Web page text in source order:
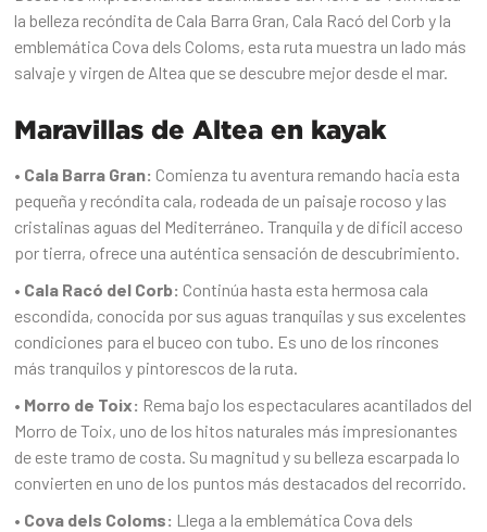
la belleza recóndita de Cala Barra Gran, Cala Racó del Corb y la
emblemática Cova dels Coloms, esta ruta muestra un lado más
salvaje y virgen de Altea que se descubre mejor desde el mar.
Maravillas de Altea en kayak
• Cala Barra Gran: Comienza tu aventura remando hacia esta
pequeña y recóndita cala, rodeada de un paisaje rocoso y las
cristalinas aguas del Mediterráneo. Tranquila y de difícil acceso
por tierra, ofrece una auténtica sensación de descubrimiento.
• Cala Racó del Corb: Continúa hasta esta hermosa cala
escondida, conocida por sus aguas tranquilas y sus excelentes
condiciones para el buceo con tubo. Es uno de los rincones
más tranquilos y pintorescos de la ruta.
• Morro de Toix: Rema bajo los espectaculares acantilados del
Morro de Toix, uno de los hitos naturales más impresionantes
de este tramo de costa. Su magnitud y su belleza escarpada lo
convierten en uno de los puntos más destacados del recorrido.
• Cova dels Coloms: Llega a la emblemática Cova dels